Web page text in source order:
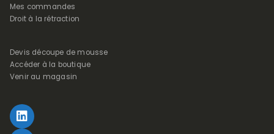
Mes commandes
Droit à la rétraction
Devis découpe de mousse
Accéder à la boutique
Venir au magasin